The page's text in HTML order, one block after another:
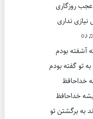
روزگاری
نداری
آشفته بودم
تو گفته بودم
خداحافظ
خداحافظ
به برگشتن تو